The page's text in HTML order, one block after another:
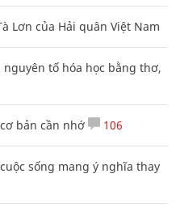
Lơn của Hải quân Việt Nam
tố hóa học bằng thơ,
bản cần nhớ 106
sống mang ý nghĩa thay